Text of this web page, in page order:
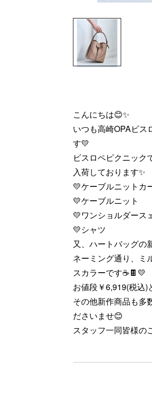
こんにちは😊✨
いつも高崎OPAビス
す💛
ビスロペピクニック
入荷しております✨
💛ケーブルニット
💛ケーブル
💛ワンショルダース
💛シャツ
又、ハートバッグの
ネーミング通り、ミ
スカラーです☕🍫💛
お値段￥6,919(税込
その他新作商品も多
ださいませ😊
スタッフ一同皆様の